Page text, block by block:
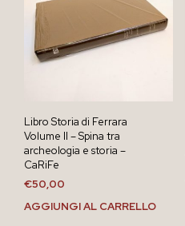
Libro Storia di Ferrara
Volume II – Spina tra
archeologia e storia –
CaRiFe
€50,00
AGGIUNGI AL CARRELLO